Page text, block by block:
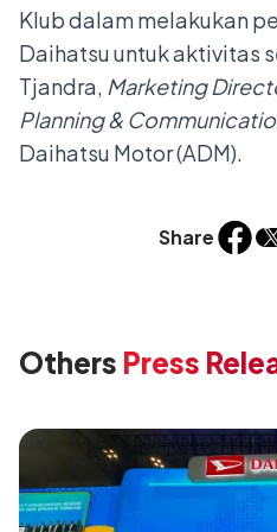
Share
Klub dalam melakukan
Daihatsu untuk aktivitas
Tjandra, Marketing
Planning &
Daihatsu Motor (ADM).
Others Press